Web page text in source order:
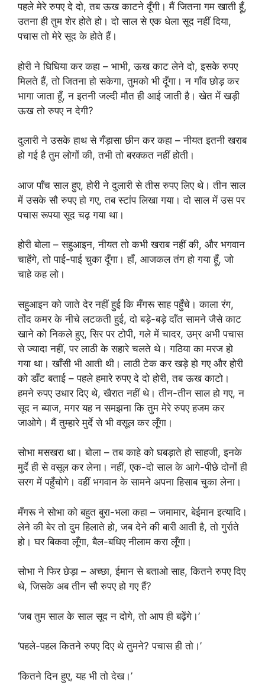
पहले मेरे रुपए दे दो, तब ऊख काटने दूँगी। मैं जितना गम खाती हूँ,
उतना ही तुम शेर होते हो। दो साल से एक धेला सूद नहीं दिया,
पचास तो मेरे सूद के होते हैं।
होरी ने घिघिया कर कहा – भाभी, ऊख काट लेने दो, इसके रुपए
मिलते हैं, तो जितना हो सकेगा, तुमको भी दूँगा। न गाँव छोड़ कर
भागा जाता हूँ, न इतनी जल्दी मौत ही आई जाती है। खेत में खड़ी
ऊख तो रुपए न देगी?
दुलारी ने उसके हाथ से गँड़ासा छीन कर कहा – नीयत इतनी खराब
हो गई है तुम लोगों की, तभी तो बरक्कत नहीं होती।
आज पाँच साल हुए, होरी ने दुलारी से तीस रुपए लिए थे। तीन साल
में उसके सौ रुपए हो गए, तब स्टांप लिखा गया। दो साल में उस पर
पचास रूपया सूद चढ़ गया था।
होरी बोला – सहुआइन, नीयत तो कभी खराब नहीं की, और भगवान
चाहेंगे, तो पाई-पाई चुका दूँगा। हाँ, आजकल तंग हो गया हूँ, जो
चाहे कह लो।
सहुआइन को जाते देर नहीं हुई कि मँगरू साह पहुँचे। काला रंग,
तोंद कमर के नीचे लटकती हुई, दो बड़े-बड़े दाँत सामने जैसे काट
खाने को निकले हुए, सिर पर टोपी, गले में चादर, उम्र अभी पचास
से ज्यादा नहीं, पर लाठी के सहारे चलते थे। गठिया का मरज हो
गया था। खाँसी भी आती थी। लाठी टेक कर खड़े हो गए और होरी
को डाँट बताई – पहले हमारे रुपए दे दो होरी, तब ऊख काटो।
हमने रुपए उधार दिए थे, खैरात नहीं थे। तीन-तीन साल हो गए, न
सूद न ब्याज, मगर यह न समझना कि तुम मेरे रुपए हजम कर
जाओगे। मैं तुम्हारे मुर्दे से भी वसूल कर लूँगा।
सोभा मसखरा था। बोला – तब काहे को घबड़ाते हो साहजी, इनके
मुर्दे ही से वसूल कर लेना। नहीं, एक-दो साल के आगे-पीछे दोनों ही
सरग में पहुँचोगे। वहीं भगवान के सामने अपना हिसाब चुका लेना।
मँगरू ने सोभा को बहुत बुरा-भला कहा – जमामार, बेईमान इत्यादि।
लेने की बेर तो दुम हिलाते हो, जब देने की बारी आती है, तो गुर्राते
हो। घर बिकवा लूँगा, बैल-बधिए नीलाम करा लूँगा।
सोभा ने फिर छेड़ा – अच्छा, ईमान से बताओ साह, कितने रुपए दिए
थे, जिसके अब तीन सौ रुपए हो गए हैं?
‘जब तुम साल के साल सूद न दोगे, तो आप ही बढ़ेंगे।’
‘पहले-पहल कितने रुपए दिए थे तुमने? पचास ही तो।’
‘कितने दिन हुए, यह भी तो देख।’